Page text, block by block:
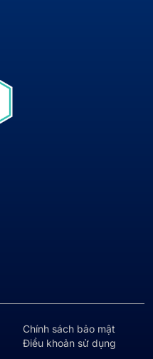
Chính sách bảo mật
Điều khoản sử dụng